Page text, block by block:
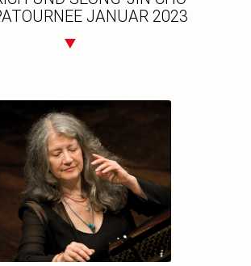
JANUAR 2023
© Adriano Heitman